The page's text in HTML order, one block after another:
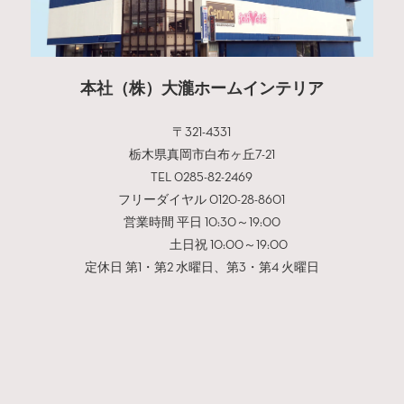
本社（株）大瀧ホームインテリア
〒321-4331
栃木県真岡市白布ヶ丘7-21
TEL 0285-82-2469
フリーダイヤル 0120-28-8601
営業時間 平日 10:30～19:00
土日祝 10:00～19:00
定休日 第1・第2 水曜日、第3・第4 火曜日